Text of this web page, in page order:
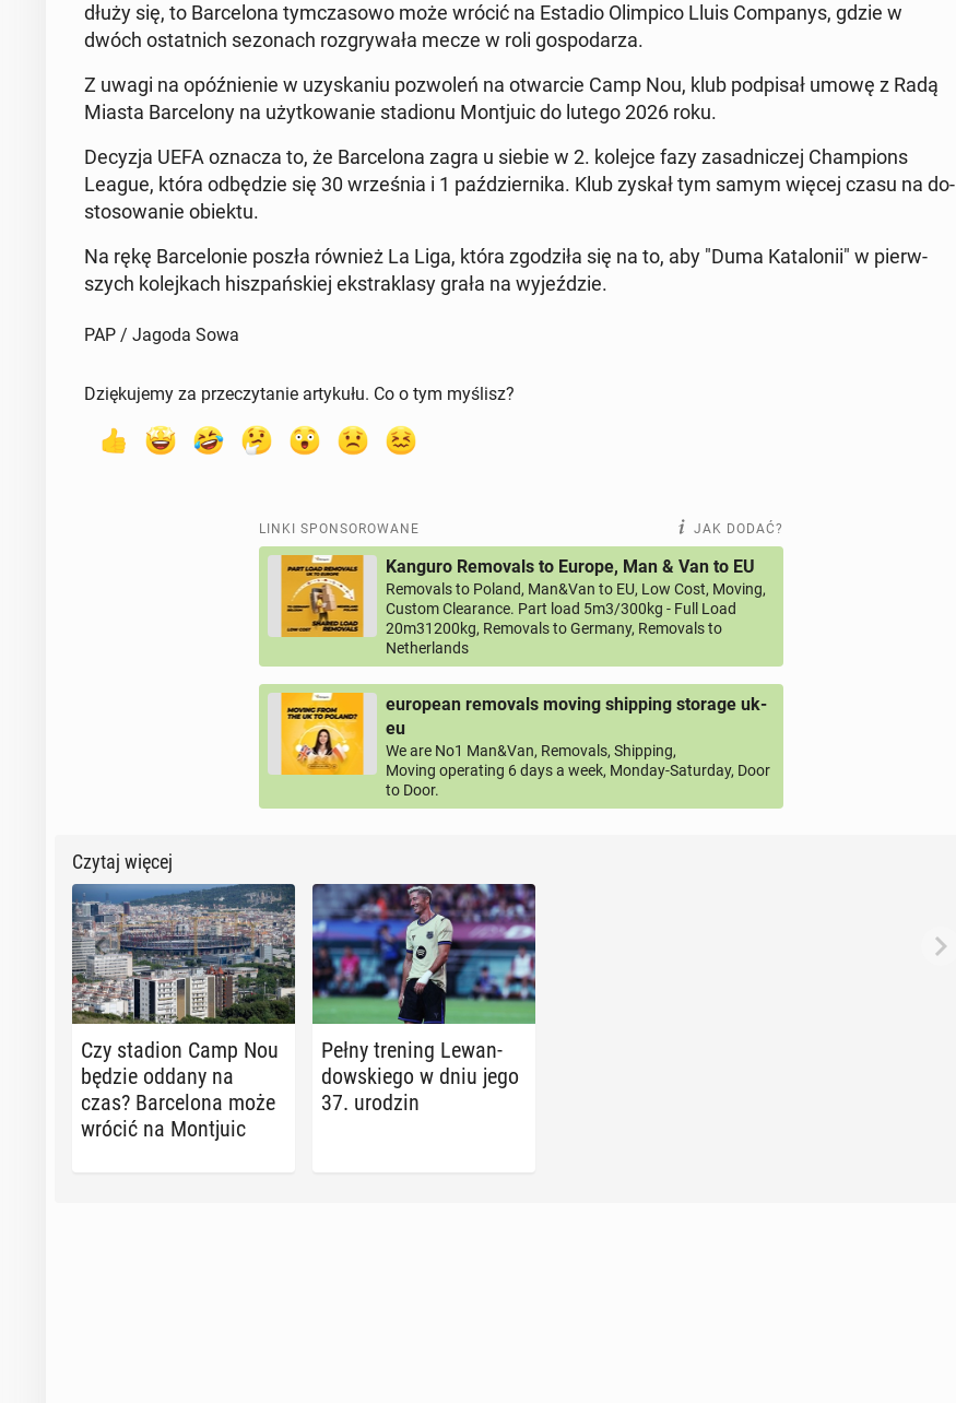
dłu­ży się, to Bar­ce­lo­na tym­cza­so­wo może wrócić na Estadio Olim­pi­co Lluis Com­pa­nys, gdzie w
dwóch ostat­nich se­zo­nach roz­gry­wa­ła mecze w roli go­spo­da­rza.
Z uwagi na opóź­nie­nie w uzy­ska­niu po­zwo­leń na otwar­cie Camp Nou, klub pod­pi­sał umowę z Radą
Miasta Bar­ce­lo­ny na użyt­ko­wa­nie sta­dio­nu Mon­tju­ic do lutego 2026 roku.
Decyzja UEFA oznacza to, że Bar­ce­lo­na zagra u siebie w 2. kolejce fazy za­sad­ni­czej Cham­pions
League, która od­bę­dzie się 30 wrze­śnia i 1 paź­dzier­ni­ka. Klub zyskał tym samym więcej czasu na do­
sto­so­wa­nie obiektu.
Na rękę Bar­ce­lo­nie poszła również La Liga, która zgo­dzi­ła się na to, aby "Duma Ka­ta­lo­nii" w pierw­
szych ko­lej­kach hisz­pań­skiej eks­tra­kla­sy grała na wy­jeź­dzie.
PAP / Jagoda Sowa
Dziękujemy za przeczytanie artykułu. Co o tym myślisz?
LINKI SPONSOROWANE JAK DODAĆ?
Kanguro Removals to Europe, Man & Van to EU
Removals to Poland, Man&Van to EU, Low Cost, Moving,
Custom Clearance. Part load 5m3/300kg - Full Load
20m31200kg, Removals to Germany, Removals to
Netherlands
european removals moving shipping storage uk-
eu
We are No1 Man&Van, Removals, Shipping,
Moving operating 6 days a week, Monday-Saturday, Door
to Door.
Czytaj więcej
Czy stadion Camp Nou
będzie oddany na
czas? Bar­ce­lo­na może
wrócić na Mon­tju­ic
Pełny trening Le­wan­
dow­skie­go w dniu jego
37. urodzin